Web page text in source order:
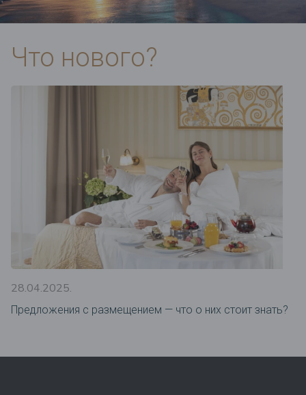
Что нового?
28.04.2025.
Предложения c размещением — что о них стоит знать?